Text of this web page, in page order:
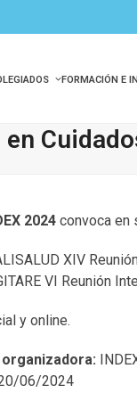
FORMACIÓN E
2024 convoca en
XIV
VI Reunión
y online.
organizadora:
06/2024